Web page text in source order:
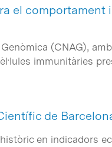
el comportament
Genòmica (CNAG),
immunitàries
de
en indicadors